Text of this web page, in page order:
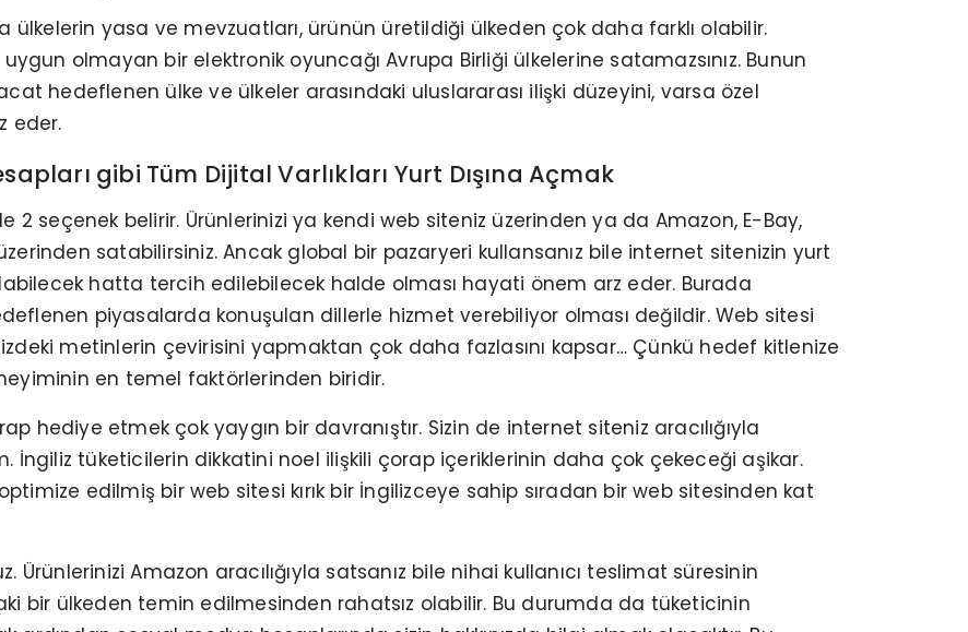
ülkelerin yasa ve mevzuatları, ürünün üretildiği ülkeden çok daha farklı olabilir.
olmayan bir elektronik oyuncağı Avrupa Birliği ülkelerine satamazsınız. Bunun
hedeflenen ülke ve ülkeler arasındaki uluslararası ilişki düzeyini, varsa özel
eder.
gibi Tüm Dijital Varlıkları Yurt Dışına Açmak
2 seçenek belirir. Ürünlerinizi ya kendi web siteniz üzerinden ya da Amazon, E-Bay,
satabilirsiniz. Ancak global bir pazaryeri kullansanız bile internet sitenizin yurt
hatta tercih edilebilecek halde olması hayati önem arz eder. Burada
piyasalarda konuşulan dillerle hizmet verebiliyor olması değildir. Web sitesi
metinlerin çevirisini yapmaktan çok daha fazlasını kapsar… Çünkü hedef kitlenize
en temel faktörlerinden biridir.
hediye etmek çok yaygın bir davranıştır. Sizin de internet siteniz aracılığıyla
İngiliz tüketicilerin dikkatini noel ilişkili çorap içeriklerinin daha çok çekeceği aşikar.
edilmiş bir web sitesi kırık bir İngilizceye sahip sıradan bir web sitesinden kat
Amazon aracılığıyla satsanız bile nihai kullanıcı teslimat süresinin
bir ülkeden temin edilmesinden rahatsız olabilir. Bu durumda da tüketicinin